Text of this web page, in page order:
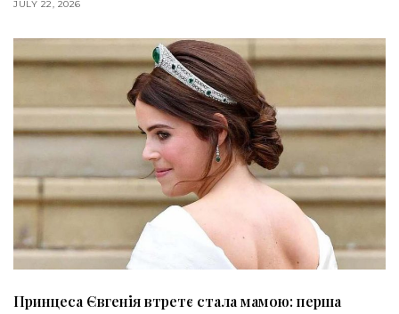
JULY 22, 2026
Принцеса Євгенія втретє стала мамою: перша